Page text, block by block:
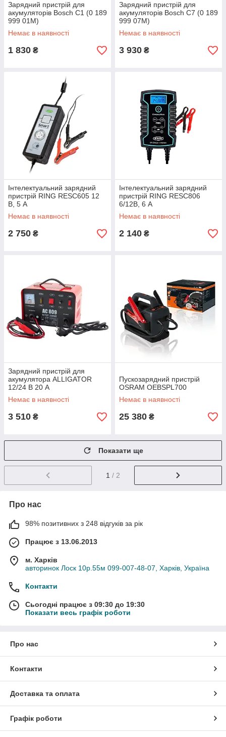
Зарядний пристрій для
акумуляторів Bosch C1 (0 189
999 01M)
Немає в наявності
1 830 ₴
Зарядний пристрій для
акумуляторів Bosch C7 (0 189
999 07M)
Немає в наявності
3 930 ₴
Інтелектуальний зарядний
пристрій RING RESC605 12
В, 5 А
Немає в наявності
2 750 ₴
Інтелектуальний зарядний
пристрій RING RESC806
6/12В, 6 А
Немає в наявності
2 140 ₴
Зарядний пристрій для
акумулятора ALLIGATOR
12/24 В 20 А
Немає в наявності
3 510 ₴
Пускозарядний пристрій
OSRAM OEBSPL700
Немає в наявності
25 380 ₴
Показати ще
1 / 2
Про нас
98% позитивних з 248 відгуків за рік
Працює з 13.06.2013
м. Харків
авторинок Лоск 10р.55м 099-007-48-07, Харків, Україна
Контакти
Сьогодні працює з 09:30 до 19:30
Показати весь графік роботи
Про нас
Контакти
Доставка та оплата
Графік роботи